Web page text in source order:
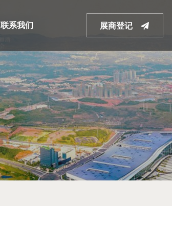
联系我们 展商登记